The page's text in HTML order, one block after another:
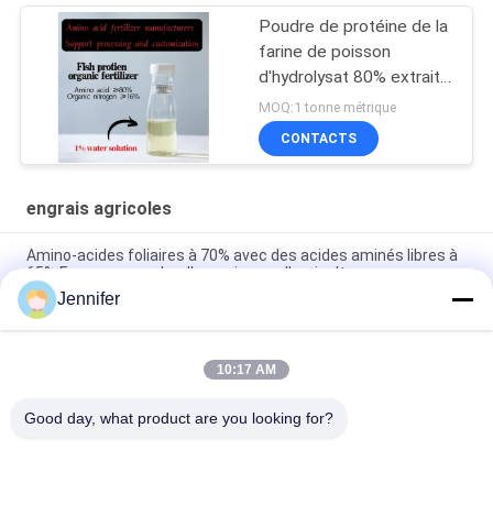
Poudre de protéine de la
farine de poisson
d'hydrolysat 80% extraite
à partir de la morue 15-1-
1
MOQ:1 tonne métrique
CONTACTS
engrais agricoles
Amino-acides foliaires à 70% avec des acides aminés libres à
65% Forme en poudre d'engrais pour l'agriculture
Solubilité dans l'eau organique de Trace Elements 10% de
chélate d'acide aminé d'engrais d'Agricutural
Engrais agricole liquide 350g/L d'acide aminé sans sel pour le
Jennifer
10:17 AM
Good day, what product are you looking for?